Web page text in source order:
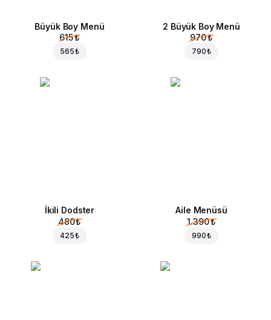
Büyük Boy Menü
615 ₺
565 ₺
2 Büyük Boy Menü
970 ₺
790 ₺
İkili Dodster
480 ₺
425 ₺
Aile Menüsü
1.390 ₺
990 ₺